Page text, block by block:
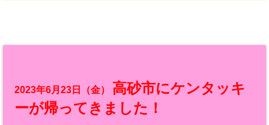
2023年6月23日（金） 高砂市にケンタッキ
ーが帰ってきました！